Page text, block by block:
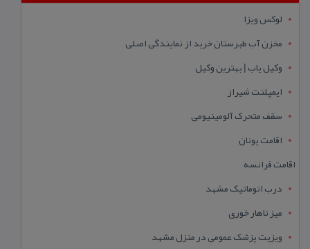
لوکس ویزا
مخزن آب طبرستان خرید از نمایندگی اصلی
وکیل یاب | بهترین وکیل
ایمپلنت شیراز
سقف متحرک آلومینیومی
اقامت یونان
اقامت فرانسه
درب اتوماتیک مشهد
میز ناهار خوری
ویزیت پزشک عمومی در منزل مشهد